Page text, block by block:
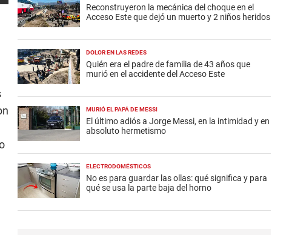
Reconstruyeron la mecánica del choque en el
Acceso Este que dejó un muerto y 2 niños heridos
DOLOR EN LAS REDES
Quién era el padre de familia de 43 años que
murió en el accidente del Acceso Este
MURIÓ EL PAPÁ DE MESSI
El último adiós a Jorge Messi, en la intimidad y en
absoluto hermetismo
ELECTRODOMÉSTICOS
No es para guardar las ollas: qué significa y para
qué se usa la parte baja del horno